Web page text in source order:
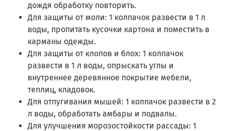
дождя обработку повторить.
Для защиты от моли: 1 колпачок развести в 1 л
воды, пропитать кусочки картона и поместить в
карманы одежды.
Для защиты от клопов и блох: 1 колпачок
развести в 1 л воды, опрыскать углы и
внутреннее деревянное покрытие мебели,
теплиц, кладовок.
Для отпугивания мышей: 1 колпачок развести в 2
л воды, обработать амбары и подвалы.
Для улучшения морозостойкости рассады: 1